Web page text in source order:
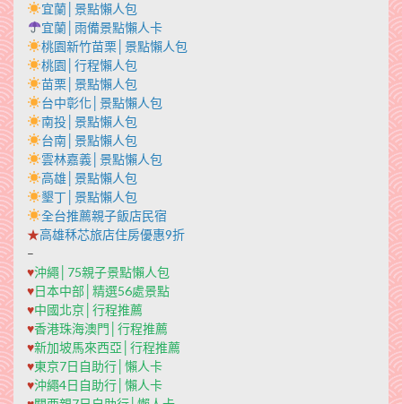
宜蘭│景點懶人包
宜蘭│雨備景點懶人卡
桃園新竹苗栗│景點懶人包
桃園│行程懶人包
苗栗│景點懶人包
台中彰化│景點懶人包
南投│景點懶人包
台南│景點懶人包
雲林嘉義│景點懶人包
高雄│景點懶人包
墾丁│景點懶人包
全台推薦親子飯店民宿
★高雄秝芯旅店住房優惠9折
–
♥沖繩│75親子景點懶人包
♥日本中部│精選56處景點
♥中國北京│行程推薦
♥香港珠海澳門│行程推薦
♥新加坡馬來西亞│行程推薦
♥東京7日自助行│懶人卡
♥沖繩4日自助行│懶人卡